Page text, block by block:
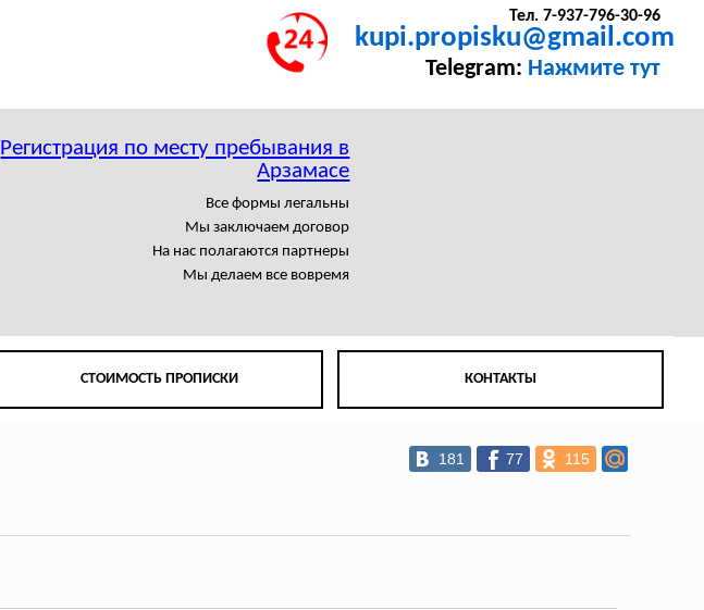
Тел. 7-937-796-30-96
kupi.propisku@gmail.com
Telegram: Нажмите тут
Регистрация по месту пребывания в
Арзамасе
Все формы легальны
Мы заключаем договор
На нас полагаются партнеры
Мы делаем все вовремя
СТОИМОСТЬ ПРОПИСКИ КОНТАКТЫ
181 77 115